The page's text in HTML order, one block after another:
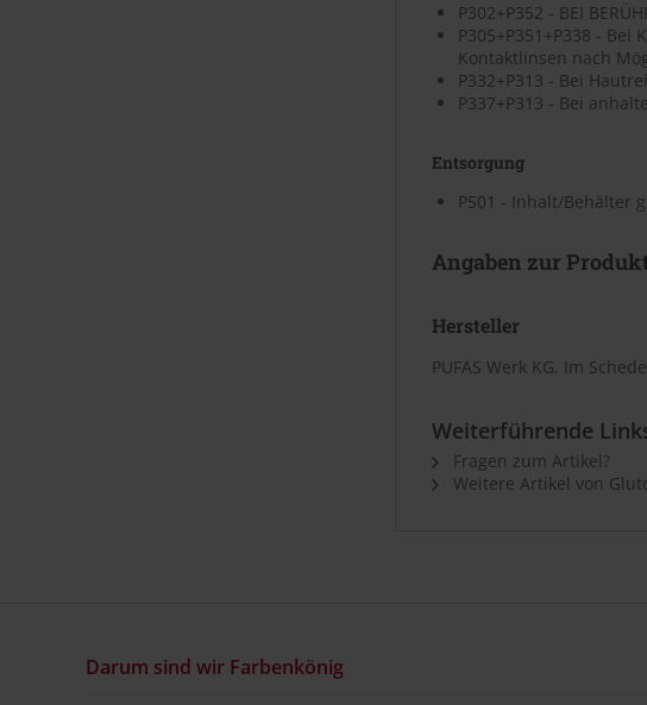
P302+P352 - BEI
P305+P351+P338 -
Kontaktlinsen nach
P332+P313 - Bei
P337+P313 - Bei
Entsorgung
P501 - Inhalt/Behälter
Angaben zur
Hersteller
PUFAS Werk KG, Im
Weiterführende
Fragen zum Artikel?
Weitere Artikel von
Darum sind wir Farbenkönig